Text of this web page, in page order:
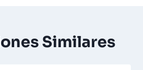
Similares